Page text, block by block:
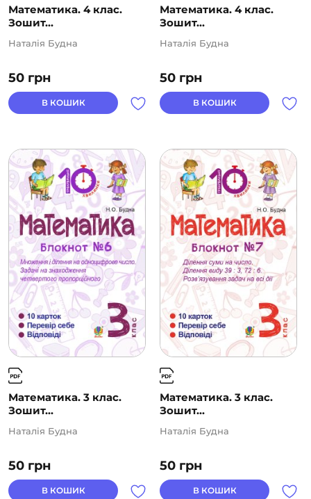
Математика. 4 клас.
Зошит...
50 грн
Наталія Будна
В КОШИК
Математика. 4 клас.
Зошит...
50 грн
Наталія Будна
В КОШИК
Математика. 3 клас.
Зошит...
50 грн
Наталія Будна
В КОШИК
Математика. 3 клас.
Зошит...
50 грн
Наталія Будна
В КОШИК